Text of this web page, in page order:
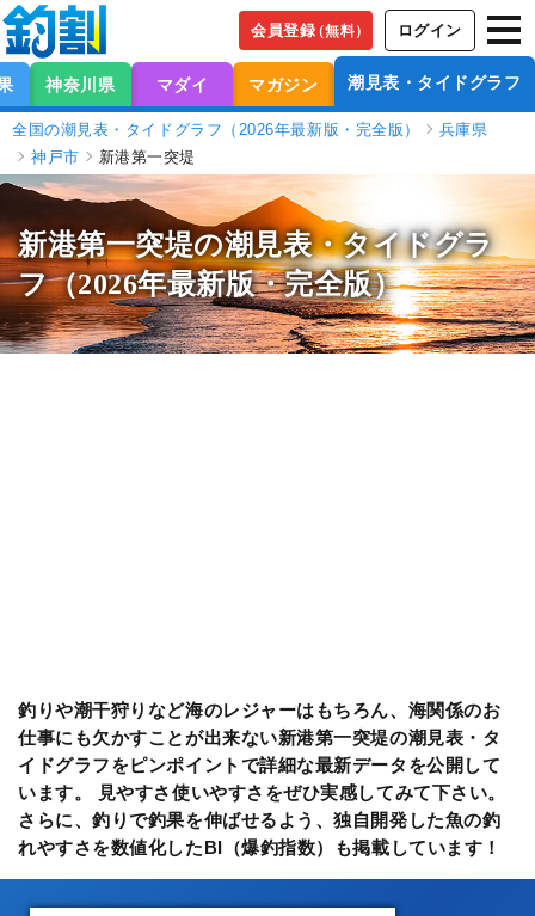
会員登録（無料） ログイン
神奈川県 マダイ マガジン 潮見表・タイドグラフ
全国の潮見表・タイドグラフ（2026年最新版・完全版）
兵庫県
神戸市
新港第一突堤
新港第一突堤の潮見表・タイドグラ
フ（2026年最新版・完全版）
釣りや潮干狩りなど海のレジャーはもちろん、海関係のお
仕事にも欠かすことが出来ない新港第一突堤の潮見表・タ
イドグラフをピンポイントで詳細な最新データを公開して
います。 見やすさ使いやすさをぜひ実感してみて下さい。
さらに、釣りで釣果を伸ばせるよう、独自開発した魚の釣
れやすさを数値化したBI（爆釣指数）も掲載しています！